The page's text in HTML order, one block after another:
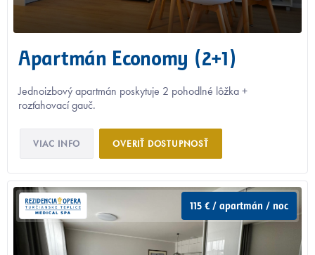
Apartmán Economy (2+1)
Jednoizbový apartmán poskytuje 2 pohodlné lôžka +
rozťahovací gauč.
VIAC INFO OVERIŤ DOSTUPNOSŤ
115 € / apartmán / noc